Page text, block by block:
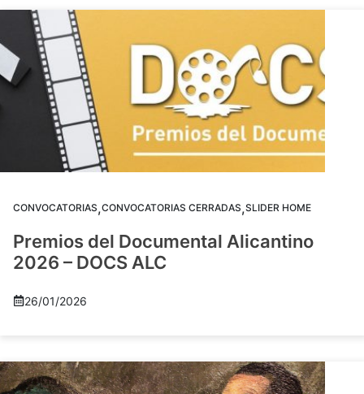
CONVOCATORIAS,CONVOCATORIAS CERRADAS,SLIDER HOME
Premios del Documental Alicantino
2026 – DOCS ALC
26/01/2026